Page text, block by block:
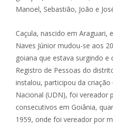
Manoel, Sebastião, João e
Caçula, nascido em Araguari,
Naves Júnior mudou-se aos
goiana que estava surgindo
Registro de Pessoas do
instalou, participou da
Nacional (UDN), foi vereador
consecutivos em Goiânia,
1959, onde foi vereador por